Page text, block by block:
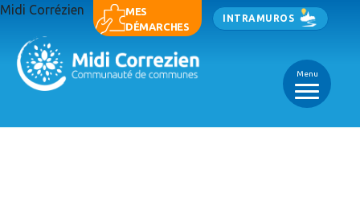
Aller au contenu principal
Midi Corrézien
MES
DÉMARCHES
INTRAMUROS
Menu
_
_
Panneau de gestion des cookies